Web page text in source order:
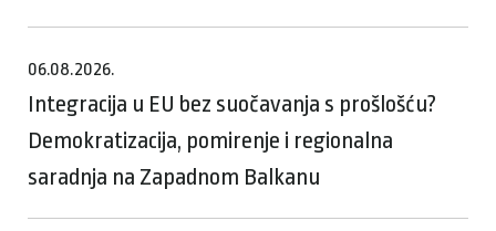
06.08.2026.
Integracija u EU bez suočavanja s prošlošću?
Demokratizacija, pomirenje i regionalna
saradnja na Zapadnom Balkanu